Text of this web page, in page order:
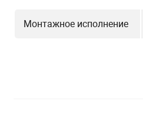
Монтажное исполнение